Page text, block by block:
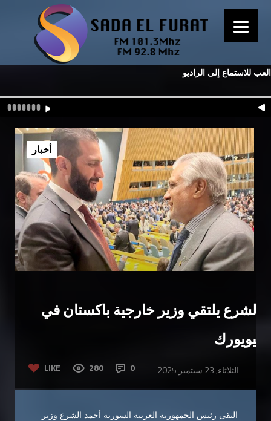
العب للاستماع إلى الراديو
الشرع يلتقي وزير خارجية باكستان في
نيويورك
LIKE 280 0 الثلاثاء, 23 سبتمبر 2025
أخبار
التقى رئيس الجمهورية العربية السورية أحمد الشرع وزير